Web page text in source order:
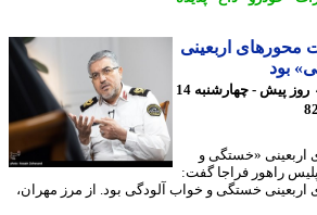
اربعینی
4 روز پیش - چهارشنبه 14
«خستگی و
فراجا گفت:
خستگی و خواب آلودگی بود. از مرز مهران،